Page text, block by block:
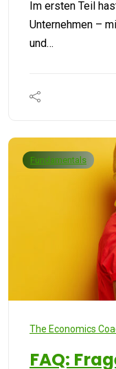
Im ersten Teil
Unternehmen –
und…
Fundamentals
The Economics
FAQ: